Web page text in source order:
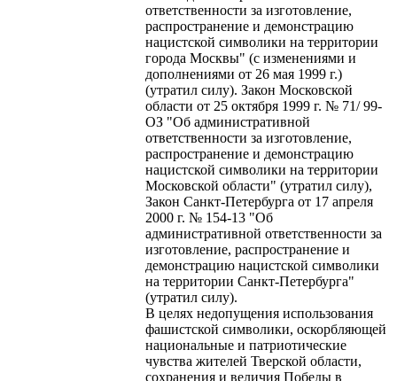
ответственности за изготовление,
распространение и демонстрацию
нацистской символики на территории
города Москвы" (с изменениями и
дополнениями от 26 мая 1999 г.)
(утратил силу). Закон Московской
области от 25 октября 1999 г. № 71/ 99-
ОЗ "Об административной
ответственности за изготовление,
распространение и демонстрацию
нацистской символики на территории
Московской области" (утратил силу),
Закон Санкт-Петербурга от 17 апреля
2000 г. № 154-13 "Об
административной ответственности за
изготовление, распространение и
демонстрацию нацистской символики
на территории Санкт-Петербурга"
(утратил силу).
В целях недопущения использования
фашистской символики, оскорбляющей
национальные и патриотические
чувства жителей Тверской области,
сохранения и величия Победы в